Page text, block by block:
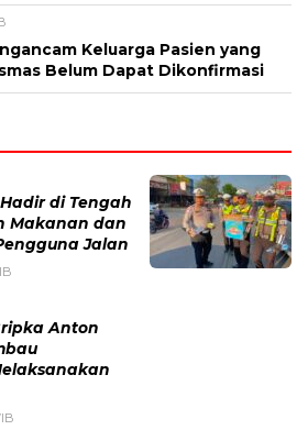
Keluarga Pasien yang
Belum Dapat Dikonfirmasi
di Tengah
Makanan dan
Jalan
Anton